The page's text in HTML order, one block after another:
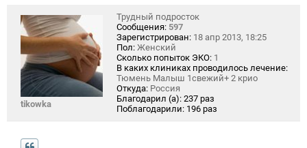
tikowka
Трудный подросток
Сообщения: 597
Зарегистрирован: 18 апр 2013, 18:25
Пол: Женский
Сколько попыток ЭКО: 1
В каких клиниках проводилось лечение:
Тюмень Малыш 1свежий+ 2 крио
Откуда: Россия
Благодарил (а): 237 раз
Поблагодарили: 196 раз